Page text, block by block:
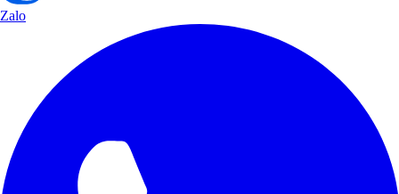
Zalo